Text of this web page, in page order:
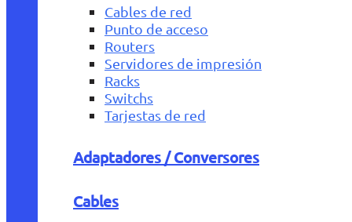
Cables de red
Punto de acceso
Routers
Servidores de impresión
Racks
Switchs
Tarjestas de red
Adaptadores / Conversores
Cables